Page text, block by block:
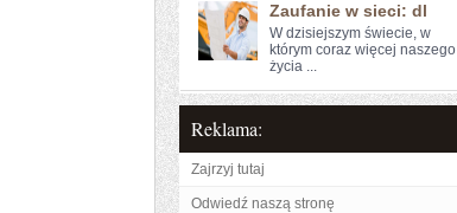
Zaufanie w sieci: dl
W dzisiejszym świecie, w
którym coraz więcej naszego
życia ...
Reklama:
Zajrzyj tutaj
Odwiedź naszą stronę